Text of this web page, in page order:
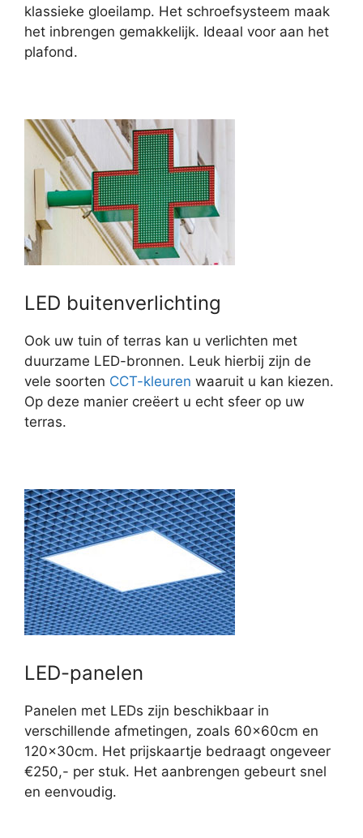
klassieke gloeilamp. Het schroefsysteem maak
het inbrengen gemakkelijk. Ideaal voor aan het
plafond.
LED buitenverlichting
Ook uw tuin of terras kan u verlichten met
duurzame LED-bronnen. Leuk hierbij zijn de
vele soorten CCT-kleuren waaruit u kan kiezen.
Op deze manier creëert u echt sfeer op uw
terras.
LED-panelen
Panelen met LEDs zijn beschikbaar in
verschillende afmetingen, zoals 60x60cm en
120x30cm. Het prijskaartje bedraagt ongeveer
€250,- per stuk. Het aanbrengen gebeurt snel
en eenvoudig.